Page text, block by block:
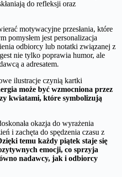
do refleksji oraz
motywacyjne przesłania, które
pomysłem jest personalizacja
odbiorcy lub notatki związanej z
nie tylko poprawia humor, ale
a adresatem.
ilustracje czynią kartki
może być wzmocniona przez
kwiatami, które symbolizują
okazja do wyrażenia
i zachęta do spędzenia czasu z
temu każdy piątek staje się
emocji, co sprzyja
nadawcy, jak i odbiorcy